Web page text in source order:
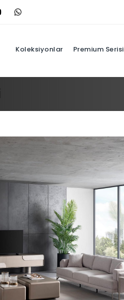
Koleksiyonlar Premium Serisi